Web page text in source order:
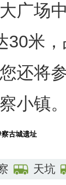
广场
30米
还将
小镇
古城遗址
天坑